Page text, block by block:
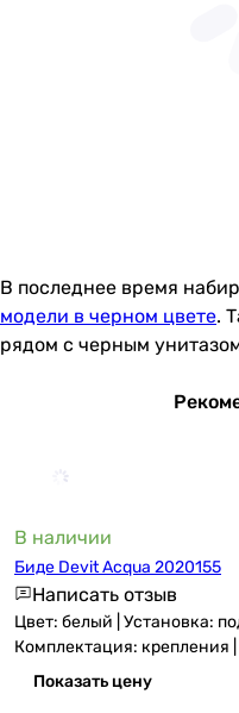
В последнее время
модели в черном цвете.
рядом с черным
В наличии
Биде Devit Acqua 2020155
Написать отзыв
Цвет: белый | Установка:
Комплектация: крепления
Показать цену